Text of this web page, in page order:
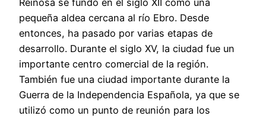
Reinosa se fundó en el siglo XII como una
pequeña aldea cercana al río Ebro. Desde
entonces, ha pasado por varias etapas de
desarrollo. Durante el siglo XV, la ciudad fue un
importante centro comercial de la región.
También fue una ciudad importante durante la
Guerra de la Independencia Española, ya que se
utilizó como un punto de reunión para los